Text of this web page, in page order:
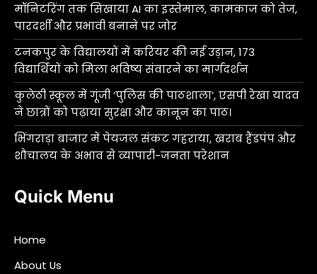
मॉनिटरिंग तक सिखाया AI का इस्तेमाल, कामकाज को तेज,
पारदर्शी और प्रभावी बनाने पर जोर
टनकपुर के विद्यालयों में करियर की नई उड़ान, 173
विद्यार्थियों को मिला भविष्य संवारने का मार्गदर्शन
कुलेठी स्कूल में गूंजी ‘पुलिस की पाठशाला’, एसपी रेखा यादव
ने छात्रों को पढ़ाया सुरक्षा और कानून का पाठ।
भिंगराड़ा बाजार में पेयजल संकट गहराया, खराब हैंडपंप और
शौचालय के अभाव से व्यापारी-जनता परेशान
Quick Menu
Home
About Us